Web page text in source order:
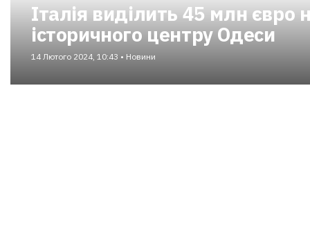
Італія виділить 45 млн євро
історичного центру Одеси
14 Лютого 2024, 10:43 • Новини